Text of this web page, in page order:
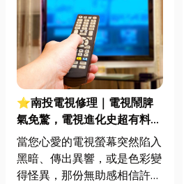
⭐南投電視修理｜電視鬧脾
氣免驚，電視進化史超有料，
故障排除更要懂！
當您心愛的電視螢幕突然陷入
黑暗、傳出異響，或是色彩變
得怪異，那份無助感相信許多